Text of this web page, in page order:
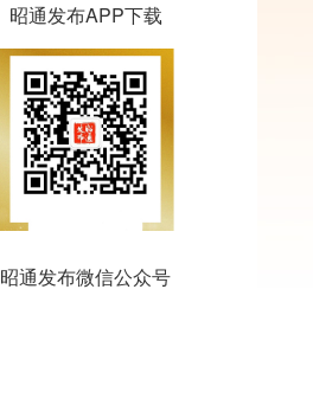
昭通发布APP下载
昭通发布微信公众号